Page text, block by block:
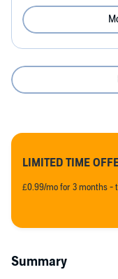
LIMITED TIME
£0.99/mo for 3 months -
Summary